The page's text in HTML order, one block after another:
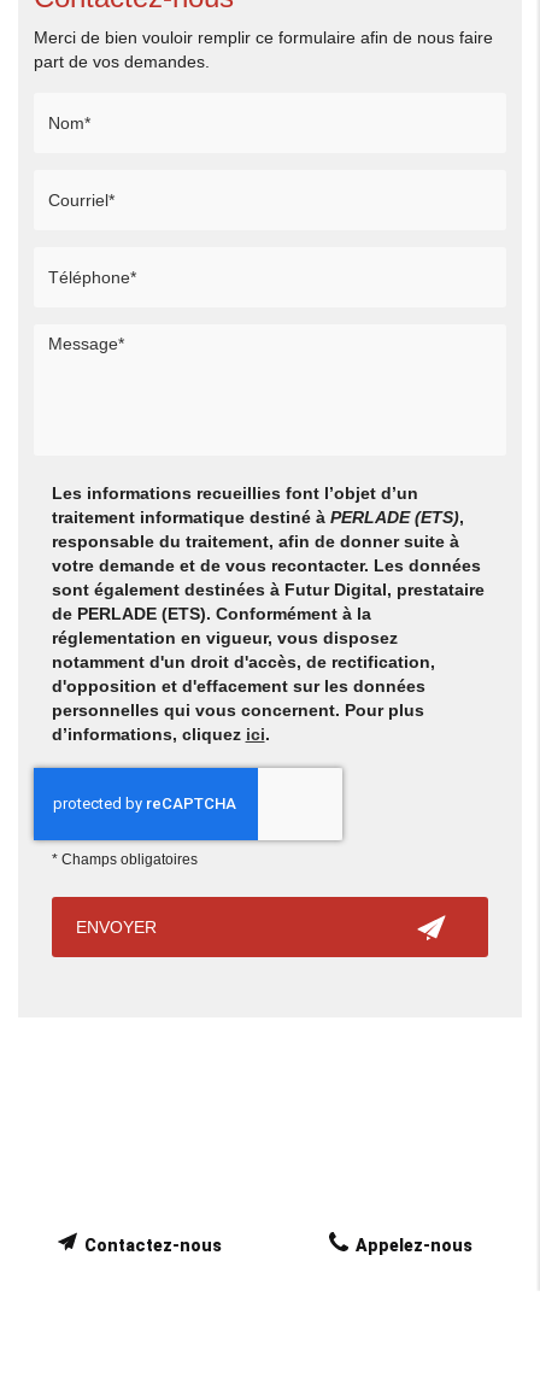
Merci de bien vouloir remplir ce formulaire afin de nous faire
part de vos demandes.
Les informations recueillies font l’objet d’un
traitement informatique destiné àPERLADE (ETS),
responsable du traitement, afin de donner suite à
votre demande et de vous recontacter. Les données
sont également destinées à Futur Digital, prestataire
de PERLADE (ETS). Conformément à la
réglementation en vigueur, vous disposez
notamment d'un droit d'accès, de rectification,
d'opposition et d'effacement sur les données
personnelles qui vous concernent. Pour plus
d’informations, cliquez ici.
* Champs obligatoires
Appelez-nous
Contactez-nous